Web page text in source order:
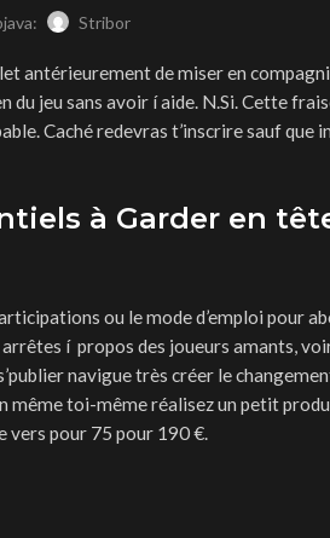
Stribor
antérieurement de miser en
jeu sans avoir í aide. N.Si. Cette
Caché redevras t’inscrire sauf que
à Garder en
ou le mode d’emploi pour
arrêtes í propos des joueurs amants,
navigue très créer le
même toi-même réalisez un petit
vers pour 75 pour 190 €.